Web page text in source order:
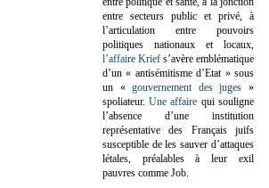
entre secteurs public et privé, à
l’articulation entre pouvoirs
politiques nationaux et locaux,
l’affaire Krief s’avère emblématique
d’un « antisémitisme d’Etat » sous
un «gouvernement des juges »
spoliateur.Une affaire qui souligne
l’absence d’une institution
représentative des Français juifs
susceptible de les sauver d’attaques
létales, préalables à leur exil
pauvres comme Job.